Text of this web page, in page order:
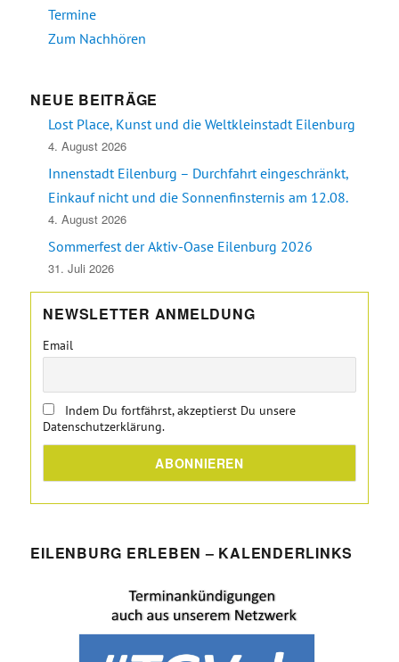
Termine
Zum Nachhören
NEUE BEITRÄGE
Lost Place, Kunst und die Weltkleinstadt Eilenburg
4. August 2026
Innenstadt Eilenburg – Durchfahrt eingeschränkt,
Einkauf nicht und die Sonnenfinsternis am 12.08.
4. August 2026
Sommerfest der Aktiv-Oase Eilenburg 2026
31. Juli 2026
NEWSLETTER ANMELDUNG
Email
Indem Du fortfährst, akzeptierst Du unsere
Datenschutzerklärung.
EILENBURG ERLEBEN – KALENDERLINKS